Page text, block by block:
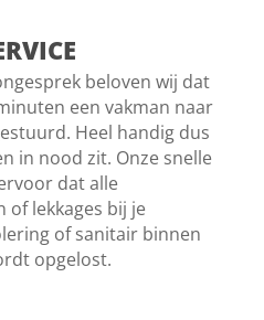
beloven wij dat
een vakman naar
Heel handig dus
in nood zit. Onze snelle
dat alle
of lekkages bij je
of sanitair binnen
opgelost.